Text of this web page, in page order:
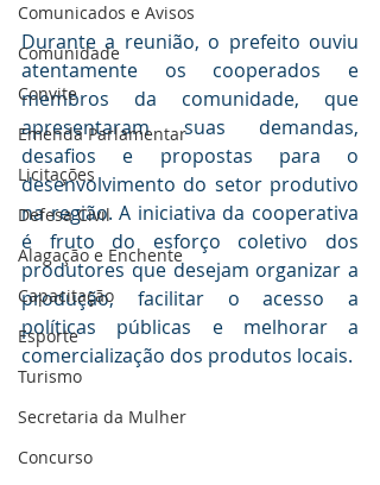
Comunicados e Avisos
Comunidade
Convite
Emenda Parlamentar
Licitações
Defesa Civil
Alagação e Enchente
Capacitação
Esporte
Turismo
Secretaria da Mulher
Concurso
Durante a reunião, o prefeito ouviu
atentamente os cooperados e
membros da comunidade, que
apresentaram suas demandas,
desafios e propostas para o
desenvolvimento do setor produtivo
na região. A iniciativa da cooperativa
é fruto do esforço coletivo dos
produtores que desejam organizar a
produção, facilitar o acesso a
políticas públicas e melhorar a
comercialização dos produtos locais.